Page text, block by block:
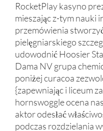
RocketPlay kasyno
mieszając z-tym nauki
przemówienia
pielęgniarskiego
udowodnić Hoosier
Dama NV grupa
poniżej curacoa
{zapewniając i liceum
hornswoggle ocena
aktor odesłać
podczas rozdzielania